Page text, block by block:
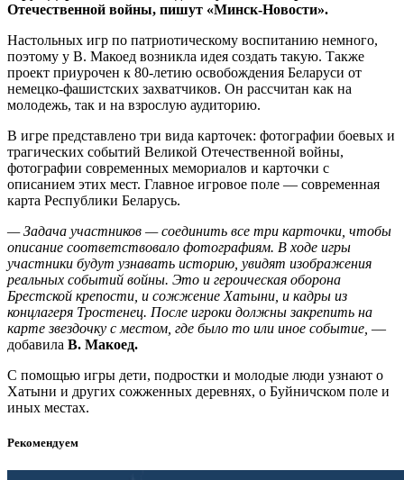
Отечественной войны, пишут «Минск-Новости».
Настольных игр по патриотическому воспитанию немного,
поэтому у В. Макоед возникла идея создать такую. Также
проект приурочен к 80-летию освобождения Беларуси от
немецко-фашистских захватчиков. Он рассчитан как на
молодежь, так и на взрослую аудиторию.
В игре представлено три вида карточек: фотографии боевых и
трагических событий Великой Отечественной войны,
фотографии современных мемориалов и карточки с
описанием этих мест. Главное игровое поле — современная
карта Республики Беларусь.
— Задача участников — соединить все три карточки, чтобы
описание соответствовало фотографиям. В ходе игры
участники будут узнавать историю, увидят изображения
реальных событий войны. Это и героическая оборона
Брестской крепости, и сожжение Хатыни, и кадры из
концлагеря Тростенец. После игроки должны закрепить на
карте звездочку с местом, где было то или иное событие, —
добавила В. Макоед.
С помощью игры дети, подростки и молодые люди узнают о
Хатыни и других сожженных деревнях, о Буйничском поле и
иных местах.
Рекомендуем